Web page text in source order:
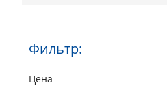
Фильтр:
Цена